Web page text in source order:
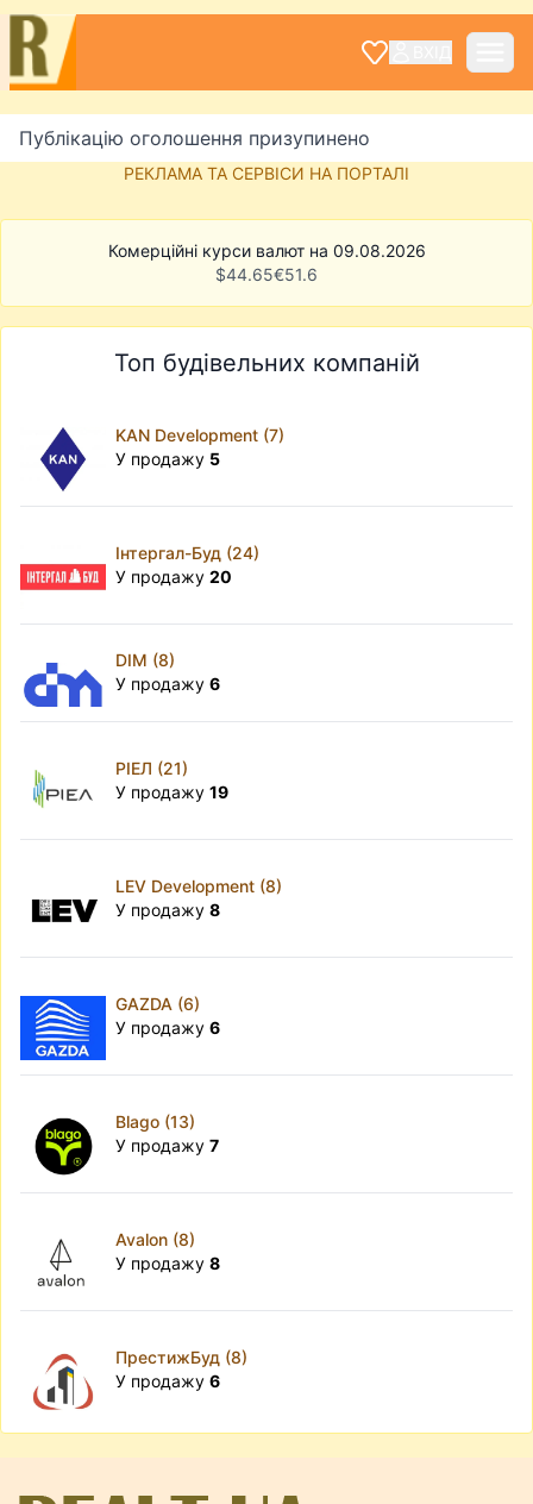
Публікацію оголошення призупинено
РЕКЛАМА ТА СЕРВІСИ НА ПОРТАЛІ
Комерційні курси валют на 09.08.2026
$44.65€51.6
Топ будівельних компаній
KAN Development (7)
У продажу 5
Інтергал-Буд (24)
У продажу 20
DIM (8)
У продажу 6
РІЕЛ (21)
У продажу 19
LEV Development (8)
У продажу 8
GAZDA (6)
У продажу 6
Blago (13)
У продажу 7
Avalon (8)
У продажу 8
ПрестижБуд (8)
У продажу 6